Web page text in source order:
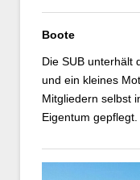
Boote
Die SUB unterhält
und ein kleines
Mitgliedern selbst
Eigentum gepflegt.